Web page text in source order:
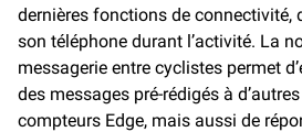
dernières fonctions de connectivité,
son téléphone durant l’activité. La
messagerie entre cyclistes permet
des messages pré-rédigés à
compteurs Edge, mais aussi de